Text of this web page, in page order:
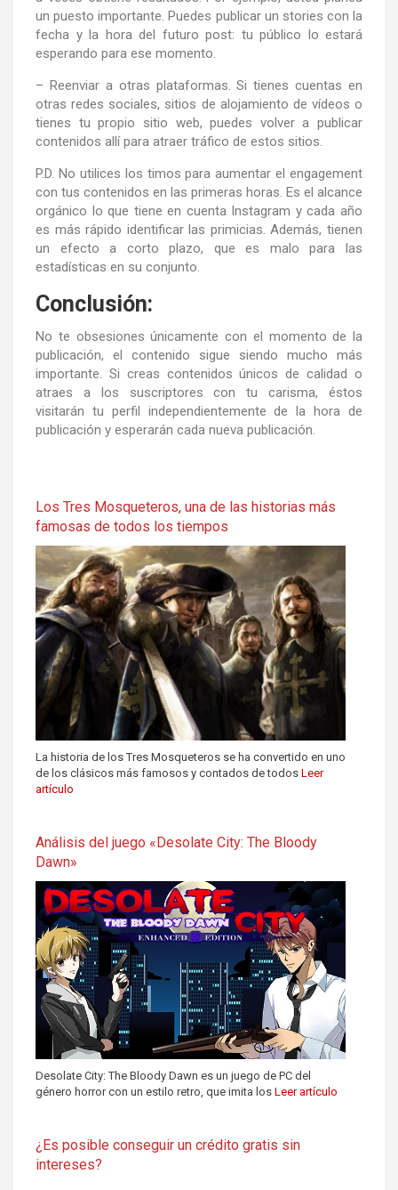
un puesto importante. Puedes publicar un stories con la
fecha y la hora del futuro post: tu público lo estará
esperando para ese momento.
– Reenviar a otras plataformas. Si tienes cuentas en
otras redes sociales, sitios de alojamiento de vídeos o
tienes tu propio sitio web, puedes volver a publicar
contenidos allí para atraer tráfico de estos sitios.
P.D. No utilices los timos para aumentar el engagement
con tus contenidos en las primeras horas. Es el alcance
orgánico lo que tiene en cuenta Instagram y cada año
es más rápido identificar las primicias. Además, tienen
un efecto a corto plazo, que es malo para las
estadísticas en su conjunto.
Conclusión:
No te obsesiones únicamente con el momento de la
publicación, el contenido sigue siendo mucho más
importante. Si creas contenidos únicos de calidad o
atraes a los suscriptores con tu carisma, éstos
visitarán tu perfil independientemente de la hora de
publicación y esperarán cada nueva publicación.
Los Tres Mosqueteros, una de las historias más
famosas de todos los tiempos
La historia de los Tres Mosqueteros se ha convertido en uno
de los clásicos más famosos y contados de todos Leer
artículo
Análisis del juego «Desolate City: The Bloody
Dawn»
Desolate City: The Bloody Dawn es un juego de PC del
género horror con un estilo retro, que imita los Leer artículo
¿Es posible conseguir un crédito gratis sin
intereses?